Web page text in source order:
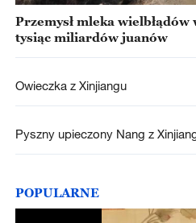
Przemysł mleka
tysiąc miliardów juanów
Owieczka z Xinjiangu
Pyszny upieczony Nang z
POPULARNE